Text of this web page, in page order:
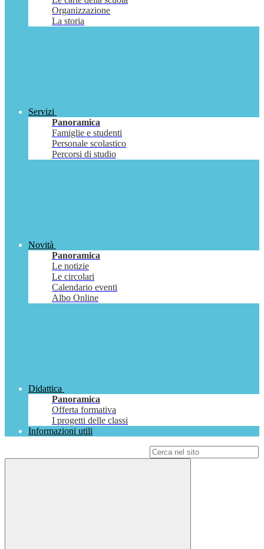
Organizzazione
La storia
Servizi
Panoramica
Famiglie e studenti
Personale scolastico
Percorsi di studio
Novità
Panoramica
Le notizie
Le circolari
Calendario eventi
Albo Online
Didattica
Panoramica
Offerta formativa
I progetti delle classi
Informazioni utili